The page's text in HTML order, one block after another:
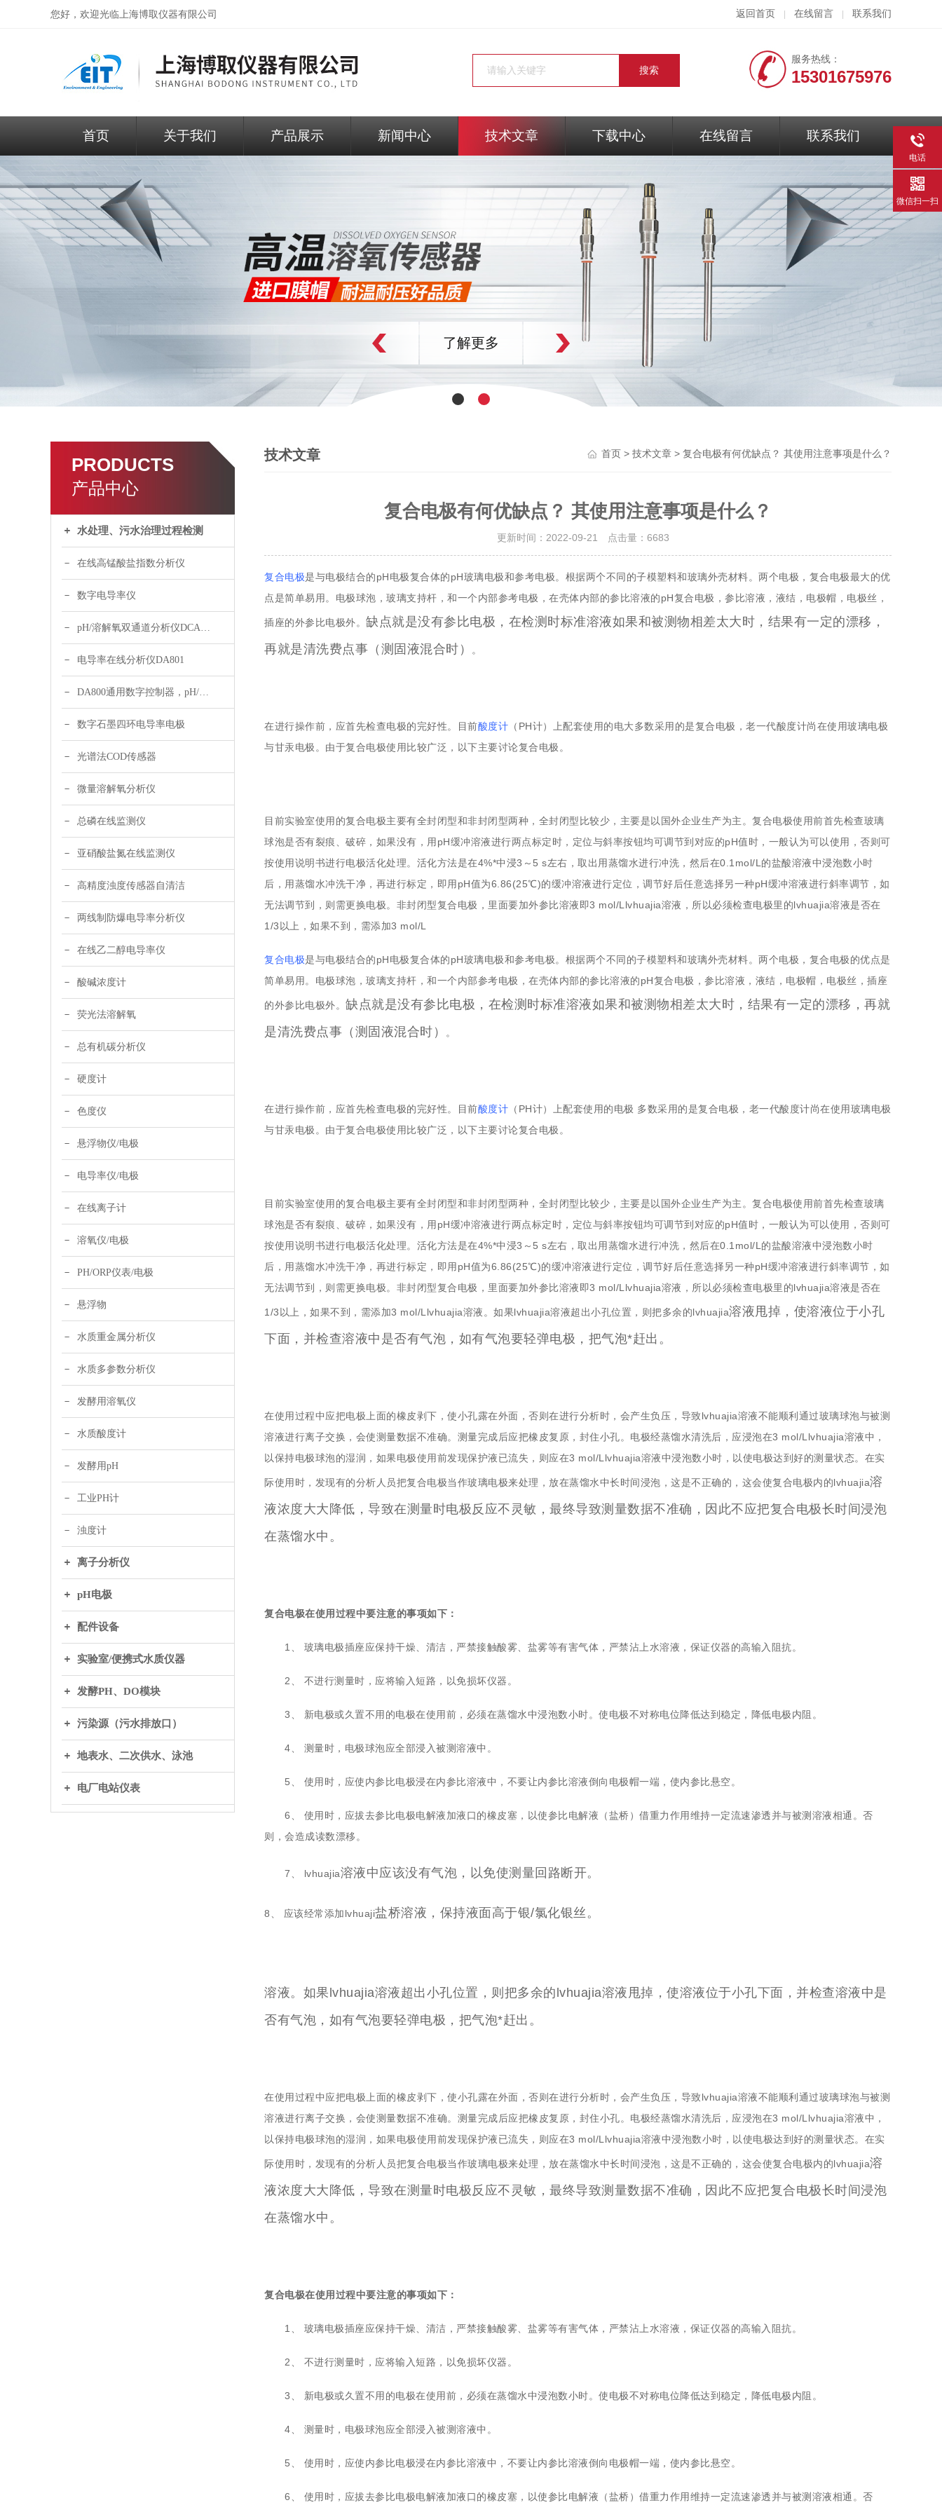
您好，欢迎光临上海博取仪器有限公司 返回首页 在线留言 联系我们
服务热线：
15301675976
首页 关于我们 产品展示 新闻中心 技术文章 下载中心 在线留言 联系我们
了解更多
PRODUCTS
产品中心
水处理、污水治理过程检测
在线高锰酸盐指数分析仪
数字电导率仪
pH/溶解氧双通道分析仪DCA120
电导率在线分析仪DA801
DA800通用数字控制器，pH/DO/ORP多参数
数字石墨四环电导率电极
光谱法COD传感器
微量溶解氧分析仪
总磷在线监测仪
亚硝酸盐氮在线监测仪
高精度浊度传感器自清洁
两线制防爆电导率分析仪
在线乙二醇电导率仪
酸碱浓度计
荧光法溶解氧
总有机碳分析仪
硬度计
色度仪
悬浮物仪/电极
电导率仪/电极
在线离子计
溶氧仪/电极
PH/ORP仪表/电极
悬浮物
水质重金属分析仪
水质多参数分析仪
发酵用溶氧仪
水质酸度计
发酵用pH
工业PH计
浊度计
离子分析仪
pH电极
配件设备
实验室/便携式水质仪器
发酵PH、DO模块
污染源（污水排放口）
地表水、二次供水、泳池
电厂电站仪表
技术文章 首页 > 技术文章 > 复合电极有何优缺点？ 其使用注意事项是什么？
复合电极有何优缺点？ 其使用注意事项是什么？
更新时间：2022-09-21 点击量： 6683
复合电极是与电极结合的pH电极复合体的pH玻璃电极和参考电极。根据两个不同的子模塑料和玻璃外壳材料。两个电极，复合电极最大的优
点是简单易用。电极球泡，玻璃支持杆，和一个内部参考电极，在壳体内部的参比溶液的pH复合电极，参比溶液，液结，电极帽，电极丝，
插座的外参比电极外。 缺点就是没有参比电极，在检测时标准溶液如果和被测物相差太大时，结果有一定的漂移，
再就是清洗费点事（测固液混合时）
。
在进行操作前，应首先检查电极的完好性。目前酸度计 （PH计）上配套使用的电大多数采用的是复合电极，老一代酸度计尚在使用玻璃电极
与甘汞电极。由于复合电极使用比较广泛，以下主要讨论复合电极。
目前实验室使用的复合电极主要有全封闭型和非封闭型两种，全封闭型比较少，主要是以国外企业生产为主。复合电极使用前首先检查玻璃
球泡是否有裂痕、破碎，如果没有，用pH缓冲溶液进行两点标定时，定位与斜率按钮均可调节到对应的pH值时，一般认为可以使用，否则可
按使用说明书进行电极活化处理。活化方法是在4%*中浸3～5 s左右，取出用蒸馏水进行冲洗，然后在0.1mol/L的盐酸溶液中浸泡数小时
后，用蒸馏水冲洗干净，再进行标定，即用pH值为6.86(25℃)的缓冲溶液进行定位，调节好后任意选择另一种pH缓冲溶液进行斜率调节，如
无法调节到，则需更换电极。非封闭型复合电极，里面要加外参比溶液即3 mol/Llvhuajia溶液，所以必须检查电极里的lvhuajia溶液是否在
1/3以上，如果不到，需添加3 mol/L
复合电极是与电极结合的pH电极复合体的pH玻璃电极和参考电极。根据两个不同的子模塑料和玻璃外壳材料。两个电极，复合电极的优点是
简单易用。电极球泡，玻璃支持杆，和一个内部参考电极，在壳体内部的参比溶液的pH复合电极，参比溶液，液结，电极帽，电极丝，插座
的外参比电极外。 缺点就是没有参比电极，在检测时标准溶液如果和被测物相差太大时，结果有一定的漂移，再就
是清洗费点事（测固液混合时）
。
在进行操作前，应首先检查电极的完好性。目前酸度计 （PH计）上配套使用的电极 多数采用的是复合电极，老一代酸度计尚在使用玻璃电极
与甘汞电极。由于复合电极使用比较广泛，以下主要讨论复合电极。
目前实验室使用的复合电极主要有全封闭型和非封闭型两种，全封闭型比较少，主要是以国外企业生产为主。复合电极使用前首先检查玻璃
球泡是否有裂痕、破碎，如果没有，用pH缓冲溶液进行两点标定时，定位与斜率按钮均可调节到对应的pH值时，一般认为可以使用，否则可
按使用说明书进行电极活化处理。活化方法是在4%*中浸3～5 s左右，取出用蒸馏水进行冲洗，然后在0.1mol/L的盐酸溶液中浸泡数小时
后，用蒸馏水冲洗干净，再进行标定，即用pH值为6.86(25℃)的缓冲溶液进行定位，调节好后任意选择另一种pH缓冲溶液进行斜率调节，如
无法调节到，则需更换电极。非封闭型复合电极，里面要加外参比溶液即3 mol/Llvhuajia溶液，所以必须检查电极里的lvhuajia溶液是否在
1/3以上，如果不到，需添加3 mol/Llvhuajia溶液。如果lvhuajia溶液超出小孔位置，则把多余的lvhuajia溶液甩掉，使溶液位于小孔
下面，并检查溶液中是否有气泡，如有气泡要轻弹电极，把气泡*赶出。
在使用过程中应把电极上面的橡皮剥下，使小孔露在外面，否则在进行分析时，会产生负压，导致lvhuajia溶液不能顺利通过玻璃球泡与被测
溶液进行离子交换，会使测量数据不准确。测量完成后应把橡皮复原，封住小孔。电极经蒸馏水清洗后，应浸泡在3 mol/Llvhuajia溶液中，
以保持电极球泡的湿润，如果电极使用前发现保护液已流失，则应在3 mol/Llvhuajia溶液中浸泡数小时，以使电极达到好的测量状态。在实
际使用时，发现有的分析人员把复合电极当作玻璃电极来处理，放在蒸馏水中长时间浸泡，这是不正确的，这会使复合电极内的lvhuajia溶
液浓度大大降低，导致在测量时电极反应不灵敏，最终导致测量数据不准确，因此不应把复合电极长时间浸泡
在蒸馏水中。
复合电极在使用过程中要注意的事项如下：
1、 玻璃电极插座应保持干燥、清洁，严禁接触酸雾、盐雾等有害气体，严禁沾上水溶液，保证仪器的高输入阻抗。
2、 不进行测量时，应将输入短路，以免损坏仪器。
3、 新电极或久置不用的电极在使用前，必须在蒸馏水中浸泡数小时。使电极不对称电位降低达到稳定，降低电极内阻。
4、 测量时，电极球泡应全部浸入被测溶液中。
5、 使用时，应使内参比电极浸在内参比溶液中，不要让内参比溶液倒向电极帽一端，使内参比悬空。
6、 使用时，应拔去参比电极电解液加液口的橡皮塞，以使参比电解液（盐桥）借重力作用维持一定流速渗透并与被测溶液相通。否
则，会造成读数漂移。
7、 lvhuajia溶液中应该没有气泡，以免使测量回路断开。
8、 应该经常添加lvhuaji盐桥溶液，保持液面高于银/氯化银丝。
溶液。如果lvhuajia溶液超出小孔位置，则把多余的lvhuajia溶液甩掉，使溶液位于小孔下面，并检查溶液中是
否有气泡，如有气泡要轻弹电极，把气泡*赶出。
在使用过程中应把电极上面的橡皮剥下，使小孔露在外面，否则在进行分析时，会产生负压，导致lvhuajia溶液不能顺利通过玻璃球泡与被测
溶液进行离子交换，会使测量数据不准确。测量完成后应把橡皮复原，封住小孔。电极经蒸馏水清洗后，应浸泡在3 mol/Llvhuajia溶液中，
以保持电极球泡的湿润，如果电极使用前发现保护液已流失，则应在3 mol/Llvhuajia溶液中浸泡数小时，以使电极达到好的测量状态。在实
际使用时，发现有的分析人员把复合电极当作玻璃电极来处理，放在蒸馏水中长时间浸泡，这是不正确的，这会使复合电极内的lvhuajia溶
液浓度大大降低，导致在测量时电极反应不灵敏，最终导致测量数据不准确，因此不应把复合电极长时间浸泡
在蒸馏水中。
复合电极在使用过程中要注意的事项如下：
1、 玻璃电极插座应保持干燥、清洁，严禁接触酸雾、盐雾等有害气体，严禁沾上水溶液，保证仪器的高输入阻抗。
2、 不进行测量时，应将输入短路，以免损坏仪器。
3、 新电极或久置不用的电极在使用前，必须在蒸馏水中浸泡数小时。使电极不对称电位降低达到稳定，降低电极内阻。
4、 测量时，电极球泡应全部浸入被测溶液中。
5、 使用时，应使内参比电极浸在内参比溶液中，不要让内参比溶液倒向电极帽一端，使内参比悬空。
6、 使用时，应拔去参比电极电解液加液口的橡皮塞，以使参比电解液（盐桥）借重力作用维持一定流速渗透并与被测溶液相通。否
电话
微信扫一扫